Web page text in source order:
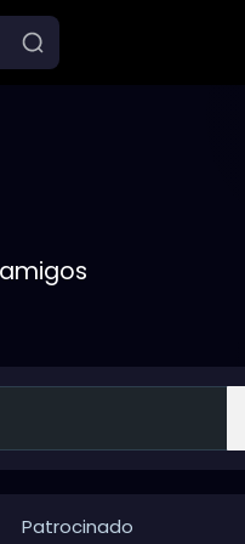
Patrocinado